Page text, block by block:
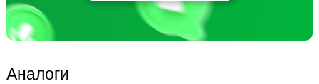
Аналоги